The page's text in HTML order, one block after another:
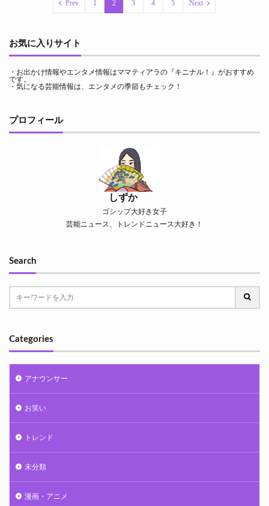
Prev 1 2 3 4 5 Next
お気に入りサイト
・お出かけ情報やエンタメ情報はママティアラの『キニナル！』 がおすすめ
です。
・気になる芸能情報は、 エンタメの季節 もチェック！
プロフィール
しずか
ゴシップ大好き女子
芸能ニュース、トレンドニュース大好き！
Search
Categories
アナウンサー
お笑い
トレンド
未分類
漫画・アニメ